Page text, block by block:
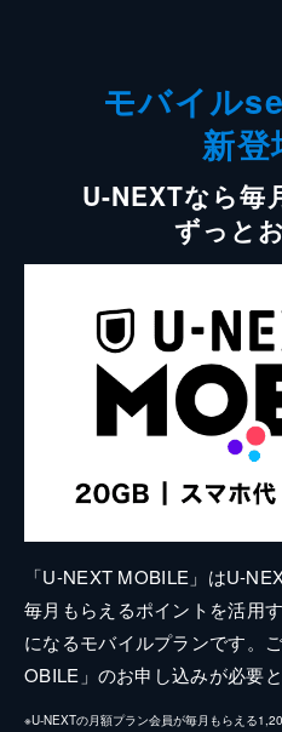
モバイル
新登
U-NEXTなら毎
ずっと
「U-NEXT MOBILE」はU-
毎月もらえるポイントを活用
になるモバイルプランです。
OBILE」のお申し込みが必要と
※U-NEXTの月額プラン会員が毎月もらえる